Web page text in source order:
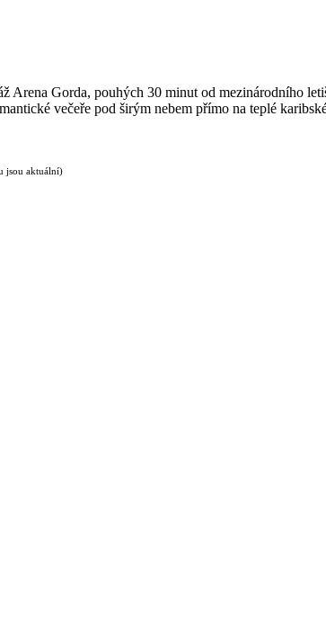
Gorda, pouhých 30 minut od mezinárodního
večeře pod širým nebem přímo na teplé
jsou aktuální)